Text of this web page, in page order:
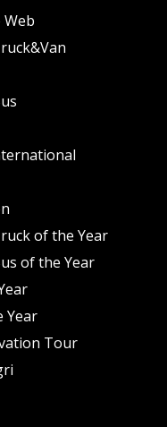
of the Year
of the Year
Year
Tour